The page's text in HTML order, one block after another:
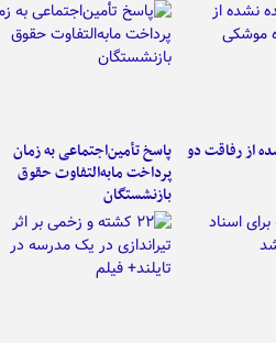
از رفاقت دو
پاسخ تأمین‌اجتماعی به زمان
پرداخت مابه‌التفاوت حقوق
بازنشستگان